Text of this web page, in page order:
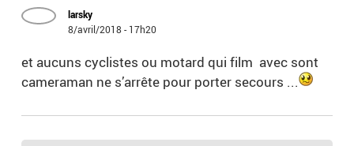
larsky
8/avril/2018 - 17h20
et aucuns cyclistes ou motard qui film avec sont
cameraman ne s’arrête pour porter secours ...